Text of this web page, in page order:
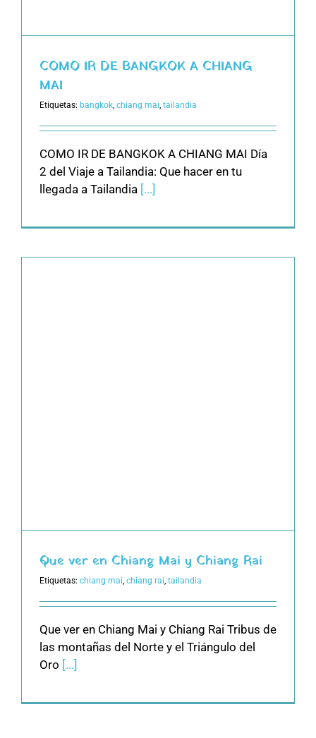
COMO IR DE BANGKOK A CHIANG
MAI
Etiquetas: bangkok, chiang mai, tailandia
COMO IR DE BANGKOK A CHIANG MAI Día
2 del Viaje a Tailandia: Que hacer en tu
llegada a Tailandia [...]
Que ver en Chiang Mai y Chiang Rai
Etiquetas: chiang mai, chiang rai, tailandia
Que ver en Chiang Mai y Chiang Rai Tribus de
las montañas del Norte y el Triángulo del
Oro [...]